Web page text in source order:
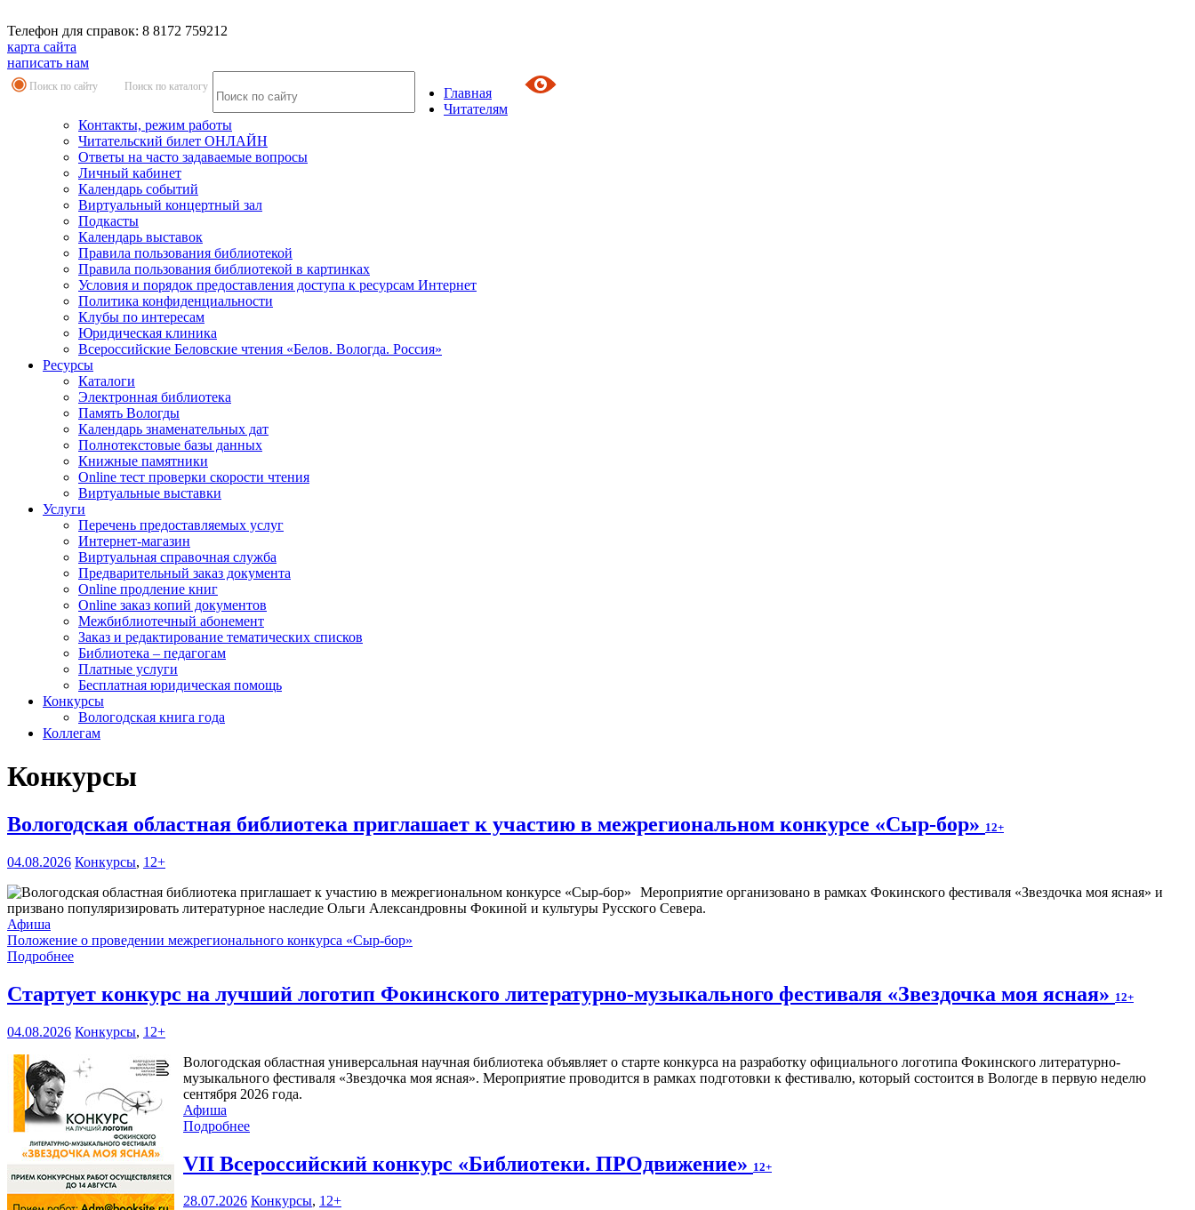
Телефон для справок: 8 8172 759212
карта сайта
написать нам
Поиск по сайту Поиск по каталогу
Главная
Читателям
Контакты, режим работы
Читательский билет ОНЛАЙН
Ответы на часто задаваемые вопросы
Личный кабинет
Календарь событий
Виртуальный концертный зал
Подкасты
Календарь выставок
Правила пользования библиотекой
Правила пользования библиотекой в картинках
Условия и порядок предоставления доступа к ресурсам Интернет
Политика конфиденциальности
Клубы по интересам
Юридическая клиника
Всероссийские Беловские чтения «Белов. Вологда. Россия»
Ресурсы
Каталоги
Электронная библиотека
Память Вологды
Календарь знаменательных дат
Полнотекстовые базы данных
Книжные памятники
Online тест проверки скорости чтения
Виртуальные выставки
Услуги
Перечень предоставляемых услуг
Интернет-магазин
Виртуальная справочная служба
Предварительный заказ документа
Online продление книг
Online заказ копий документов
Межбиблиотечный абонемент
Заказ и редактирование тематических списков
Библиотека – педагогам
Платные услуги
Бесплатная юридическая помощь
Конкурсы
Вологодская книга года
Коллегам
Конкурсы
Вологодская областная библиотека приглашает к участию в межрегиональном конкурсе «Сыр-бор» 12+
04.08.2026 Конкурсы, 12+
Мероприятие организовано в рамках Фокинского фестиваля «Звездочка моя ясная» и
призвано популяризировать литературное наследие Ольги Александровны Фокиной и культуры Русского Севера.
Афиша
Положение о проведении межрегионального конкурса «Сыр-бор»
Подробнее
Стартует конкурс на лучший логотип Фокинского литературно-музыкального фестиваля «Звездочка моя ясная» 12+
04.08.2026 Конкурсы, 12+
Вологодская областная универсальная научная библиотека объявляет о старте конкурса на разработку официального логотипа Фокинского литературно-
музыкального фестиваля «Звездочка моя ясная». Мероприятие проводится в рамках подготовки к фестивалю, который состоится в Вологде в первую неделю
сентября 2026 года.
Афиша
Подробнее
VII Всероссийский конкурс «Библиотеки. ПРОдвижение» 12+
28.07.2026 Конкурсы, 12+